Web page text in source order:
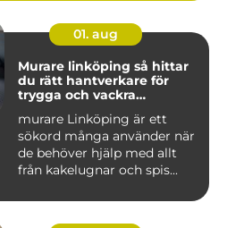
01. aug
Murare linköping så hittar
du rätt hantverkare för
trygga och vackra
murare Linköping är ett
sökord många använder när
de behöver hjälp med allt
från kakelugnar och spis...